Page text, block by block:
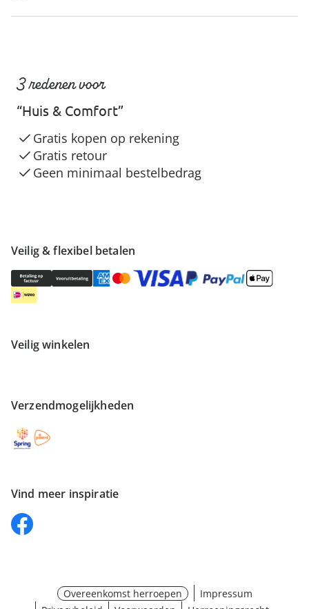
Veilig & flexibel betalen
Veilig winkelen
Verzendmogelijkheden
Vind meer inspiratie
3 redenen voor
“Huis & Comfort”
Gratis kopen op rekening
Gratis retour
Geen minimaal bestelbedrag
Overeenkomst herroepen
Impressum